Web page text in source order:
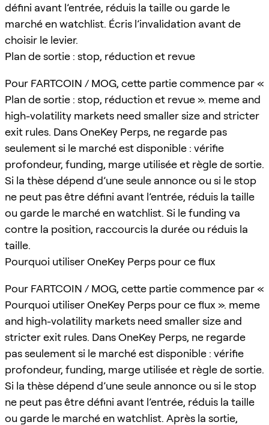
défini avant l’entrée, réduis la taille ou garde le
marché en watchlist. Écris l’invalidation avant de
choisir le levier.
Plan de sortie : stop, réduction et revue
Pour FARTCOIN / MOG, cette partie commence par «
Plan de sortie : stop, réduction et revue ». meme and
high-volatility markets need smaller size and stricter
exit rules. Dans OneKey Perps, ne regarde pas
seulement si le marché est disponible : vérifie
profondeur, funding, marge utilisée et règle de sortie.
Si la thèse dépend d’une seule annonce ou si le stop
ne peut pas être défini avant l’entrée, réduis la taille
ou garde le marché en watchlist. Si le funding va
contre la position, raccourcis la durée ou réduis la
taille.
Pourquoi utiliser OneKey Perps pour ce flux
Pour FARTCOIN / MOG, cette partie commence par «
Pourquoi utiliser OneKey Perps pour ce flux ». meme
and high-volatility markets need smaller size and
stricter exit rules. Dans OneKey Perps, ne regarde
pas seulement si le marché est disponible : vérifie
profondeur, funding, marge utilisée et règle de sortie.
Si la thèse dépend d’une seule annonce ou si le stop
ne peut pas être défini avant l’entrée, réduis la taille
ou garde le marché en watchlist. Après la sortie,